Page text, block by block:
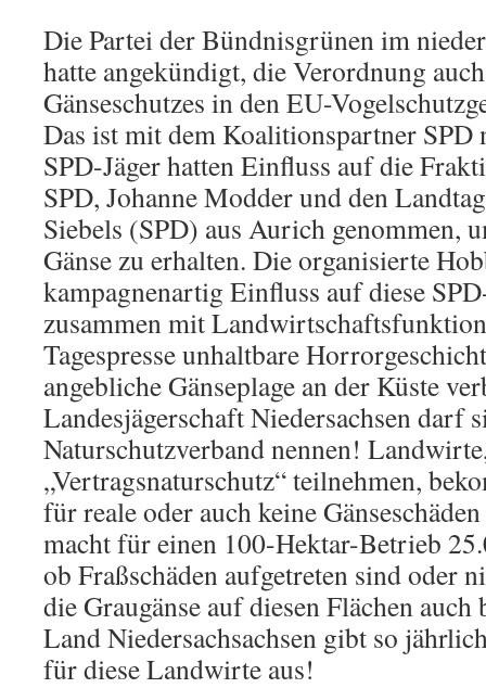
Die Partei der Bündnisgrünen im
hatte angekündigt, die Verordnung
Gänseschutzes in den EU-
Das ist mit dem Koalitionspartner SPD
SPD-Jäger hatten Einfluss auf die
SPD, Johanne Modder und den
Siebels (SPD) aus Aurich genommen,
Gänse zu erhalten. Die organisierte
kampagnenartig Einfluss auf diese
zusammen mit
Tagespresse unhaltbare
angebliche Gänseplage an der Küste
Landesjägerschaft Niedersachsen darf
Naturschutzverband nennen!
„Vertragsnaturschutz“ teilnehmen,
für reale oder auch keine
macht für einen 100-Hektar-Betrieb
ob Fraßschäden aufgetreten sind oder
die Graugänse auf diesen Flächen auch
Land Niedersachsachsen gibt so
für diese Landwirte aus!